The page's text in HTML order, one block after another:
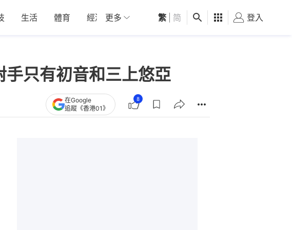
生活 體育 經濟 01深圳 觀點 健康 好食玩飛
更多 繁 简 登入
只有初音和三上悠亞
在Google
追蹤《香港01》
8